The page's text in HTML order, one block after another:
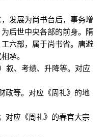
发展为尚书台后，事务增
后世中央各部的前身。隋
六部，属于尚书省。唐避
承。
叙、考绩、升降等。对应
政等。对应《周礼》的地
对应《周礼》的春官大宗